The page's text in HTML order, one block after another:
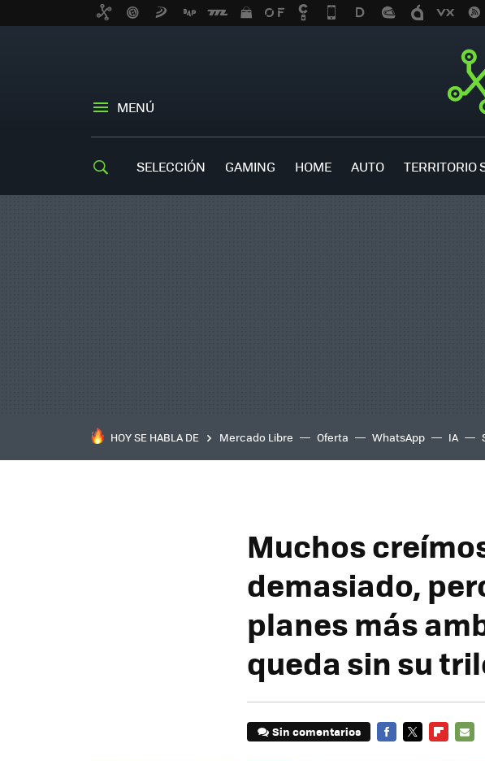
MENÚ
SELECCIÓN GAMING HOME AUTO TERRITORIO
HOY SE HABLA DE Mercado Libre Oferta WhatsApp IA
Muchos
demasiado,
planes más
queda sin su
Sin comentarios